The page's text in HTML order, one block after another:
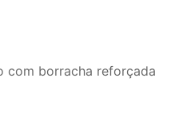
com borracha reforçada